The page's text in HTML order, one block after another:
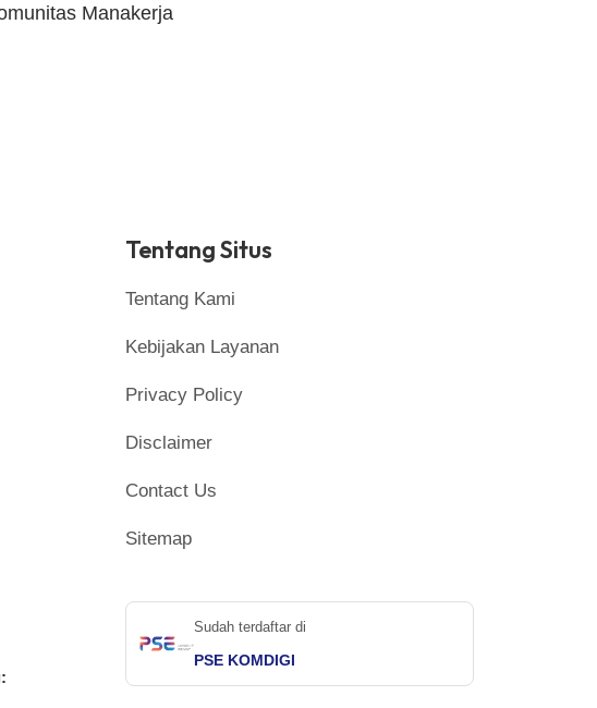
Manakerja
Tentang Situs
Tentang Kami
Kebijakan Layanan
Privacy Policy
Disclaimer
Contact Us
Sitemap
Sudah terdaftar di
PSE KOMDIGI